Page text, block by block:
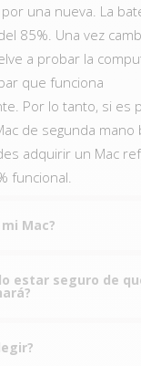
una nueva. La
85%. Una vez
a probar la
que funciona
Por lo tanto, si es
de segunda mano
adquirir un Mac
funcional.
Mac?
estar seguro de